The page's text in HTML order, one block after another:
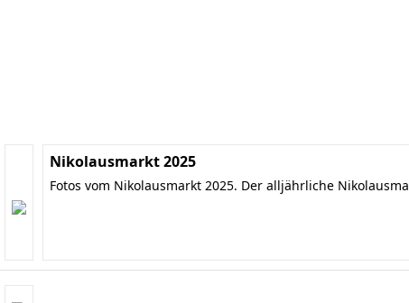
Nikolausmarkt 2025
Fotos vom Nikolausmarkt 2025. Der alljährliche